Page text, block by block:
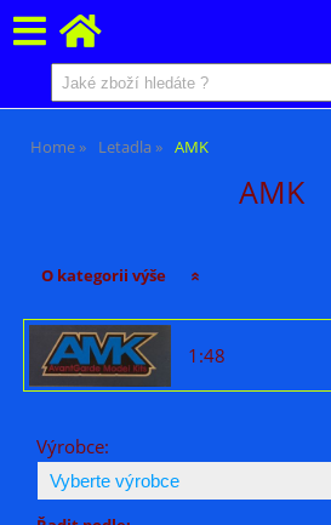
Home Letadla AMK
AMK
O kategorii výše
1:48
Výrobce: